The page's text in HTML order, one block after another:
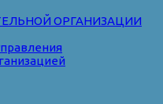
ОРГАНИЗАЦИИ